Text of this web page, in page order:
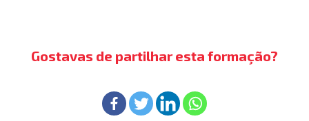
Gostavas de partilhar esta formação?